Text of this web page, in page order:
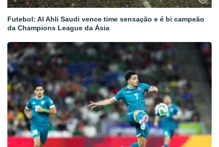
Futebol: Al Ahli Saudi vence time sensação e é bi campeão
da Champions League da Ásia